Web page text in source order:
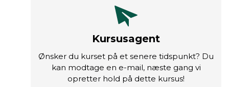
Kursusagent
Ønsker du kurset på et senere tidspunkt? Du
kan modtage en e-mail, næste gang vi
opretter hold på dette kursus!